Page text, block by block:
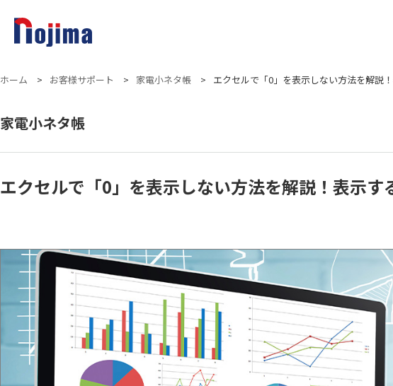
ホーム > お客様サポート > 家電小ネタ帳 > エクセルで「0」を表示しない方法を解説
家電小ネタ帳
エクセルで「0」を表示しない方法を解説！表示す